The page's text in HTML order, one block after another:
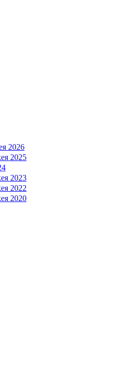
2026
2025
2023
2022
2020